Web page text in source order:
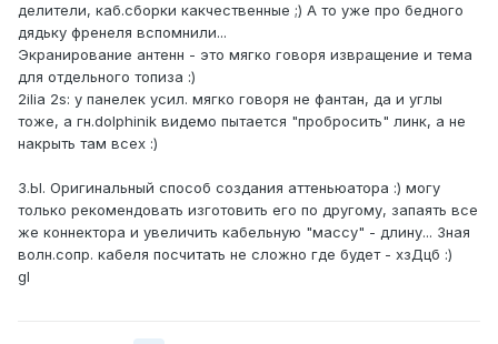
делители, каб.сборки какчественные ;) А то уже про бедного
дядьку френеля вспомнили...
Экранирование антенн - это мягко говоря извращение и тема
для отдельного топиза :)
2ilia 2s: у панелек усил. мягко говоря не фантан, да и углы
тоже, а гн.dolphinik видемо пытается "пробросить" линк, а не
накрыть там всех :)
З.Ы. Оригинальный способ создания аттеньюатора :) могу
только рекомендовать изготовить его по другому, запаять все
же коннектора и увеличить кабельную "массу" - длину... Зная
волн.сопр. кабеля посчитать не сложно где будет - хзДцб :)
gl